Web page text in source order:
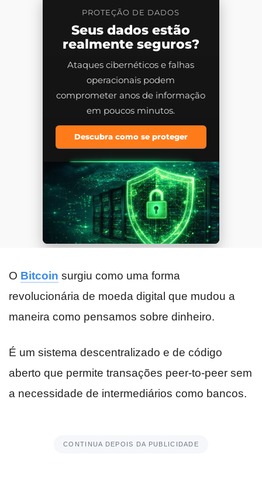
PROTEÇÃO DE DADOS
Seus dados estão
realmente seguros?
Ataques cibernéticos e falhas
operacionais podem
comprometer anos de informação
em poucos minutos.
Descubra como se proteger
O Bitcoin surgiu como uma forma
revolucionária de moeda digital que mudou a
maneira como pensamos sobre dinheiro.
É um sistema descentralizado e de código
aberto que permite transações peer-to-peer sem
a necessidade de intermediários como bancos.
CONTINUA DEPOIS DA PUBLICIDADE